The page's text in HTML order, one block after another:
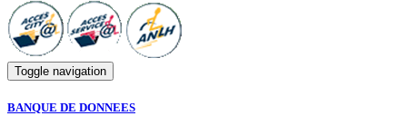
Toggle navigation
BANQUE DE DONNEES